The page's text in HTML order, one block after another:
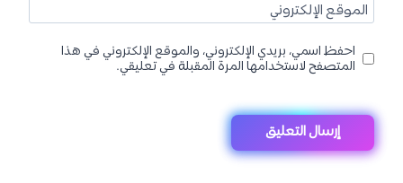
الموقع الإلكتروني
احفظ اسمي، بريدي الإلكتروني، والموقع الإلكتروني في هذا
المتصفح لاستخدامها المرة المقبلة في تعليقي.